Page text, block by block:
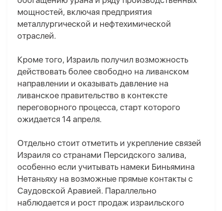
мощностей, включая предприятия
металлургической и нефтехимической
отраслей.
Кроме того, Израиль получил возможность
действовать более свободно на ливанском
направлении и оказывать давление на
ливанское правительство в контексте
переговорного процесса, старт которого
ожидается 14 апреля.
Отдельно стоит отметить и укрепление связей
Израиля со странами Персидского залива,
особенно если учитывать намеки Биньямина
Нетаньяху на возможные прямые контакты с
Саудовской Аравией. Параллельно
наблюдается и рост продаж израильского